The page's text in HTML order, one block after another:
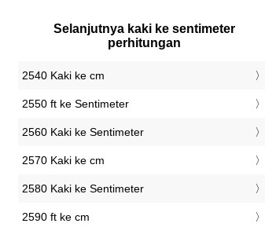
Selanjutnya kaki ke sentimeter
perhitungan
2540 Kaki ke cm
2550 ft ke Sentimeter
2560 Kaki ke Sentimeter
2570 Kaki ke cm
2580 Kaki ke Sentimeter
2590 ft ke cm